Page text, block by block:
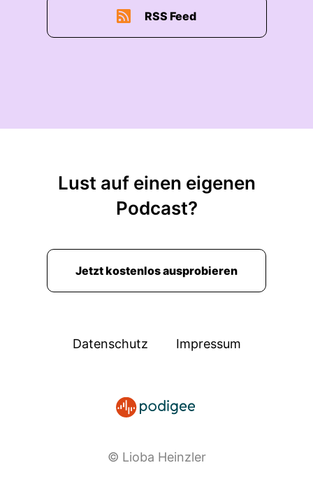
RSS Feed
Lust auf einen eigenen
Podcast?
Jetzt kostenlos ausprobieren
Datenschutz Impressum
© Lioba Heinzler